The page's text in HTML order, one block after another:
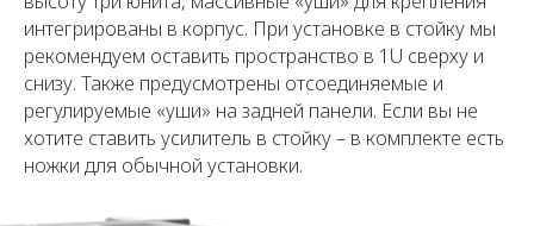
интегрированы в корпус. При установке в стойку мы
рекомендуем оставить пространство в 1U сверху и
снизу. Также предусмотрены отсоединяемые и
регулируемые «уши» на задней панели. Если вы не
хотите ставить усилитель в стойку – в комплекте есть
ножки для обычной установки.